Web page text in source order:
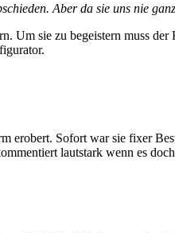
Aber da sie uns nie
Um sie zu begeistern muss
erobert. Sofort war sie fixer
lautstark wenn es